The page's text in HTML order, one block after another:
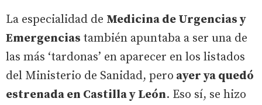
La especialidad de Medicina de Urgencias y
Emergencias también apuntaba a ser una de
las más ‘tardonas’ en aparecer en los listados
del Ministerio de Sanidad, pero ayer ya quedó
estrenada en Castilla y León. Eso sí, se hizo